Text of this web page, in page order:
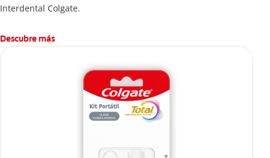
Interdental Colgate.
Descubre más